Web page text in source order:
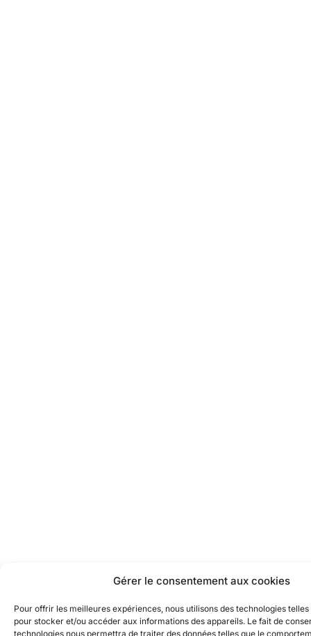
Gérer le consentement aux cookies
Pour offrir les meilleures expériences, nous utilisons des technologies
pour stocker et/ou accéder aux informations des appareils. Le fait de
technologies nous permettra de traiter des données telles que le